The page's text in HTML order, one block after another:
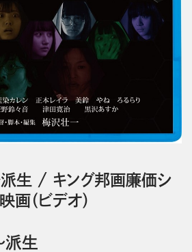
生 / キング邦画廉価シ
映画（ビデオ）
派生